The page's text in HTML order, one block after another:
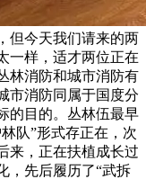
但今天我们请来的两
一样，适才两位正在
林消防和城市消防有
市消防同属于国度分
的目的。丛林伍最早
队”形式存正在，次
来，正在扶植成长过
，先后履历了“武拆